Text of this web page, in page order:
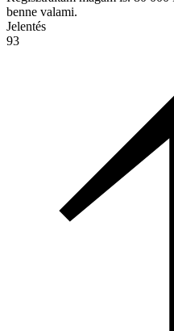
benne valami.
Jelentés
93